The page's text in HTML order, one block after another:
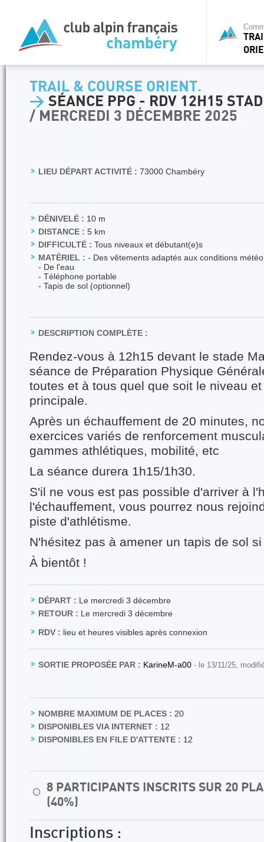
TRAIL & COURSE ORIENT.
> SÉANCE PPG - RDV 12H15
/ MERCREDI 3 DÉCEMBRE 2025
LIEU DÉPART ACTIVITÉ : 73000 Chambéry
DÉNIVELÉ : 10 m
DISTANCE : 5 km
DIFFICULTÉ : Tous niveaux et débutant(e)s
MATÉRIEL : - Des vêtements adaptés aux conditions météo
- De l'eau
- Téléphone portable
- Tapis de sol (optionnel)
DESCRIPTION COMPLÈTE :
Rendez-vous à 12h15 devant le stade
séance de Préparation Physique
toutes et à tous quel que soit le niveau
principale.
Après un échauffement de 20 minutes,
exercices variés de renforcement
gammes athlétiques, mobilité, etc
La séance durera 1h15/1h30.
S'il ne vous est pas possible d'arriver à
l'échauffement, vous pourrez nous
piste d'athlétisme.
N'hésitez pas à amener un tapis de sol
À bientôt !
DÉPART : Le mercredi 3 décembre
RETOUR : Le mercredi 3 décembre
RDV : lieu et heures visibles après connexion
SORTIE PROPOSÉE PAR : KarineM-a00 - le 13/11/25,
NOMBRE MAXIMUM DE PLACES : 20
DISPONIBLES VIA INTERNET : 12
DISPONIBLES EN FILE D'ATTENTE : 12
⚪
8 PARTICIPANTS INSCRITS SUR 20
(40%)
Inscriptions :